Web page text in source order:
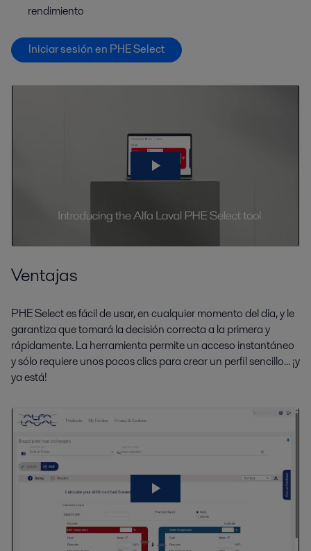
rendimiento
Iniciar sesión en PHE Select
Ventajas
PHE Select es fácil de usar, en cualquier momento del día, y le
garantiza que tomará la decisión correcta a la primera y
rápidamente. La herramienta permite un acceso instantáneo
y sólo requiere unos pocos clics para crear un perfil sencillo... ¡y
ya está!